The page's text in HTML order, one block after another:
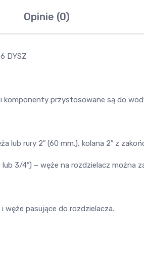
Opinie (0)
DYSZ
komponenty przystosowane są do
lub rury 2″ (60 mm.), kolana 2″ z
3/4″) – węże na rozdzielacz można
węże pasujące do rozdzielacza.